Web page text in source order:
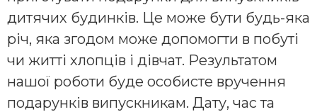
дитячих будинків. Це може бути будь-яка
річ, яка згодом може допомогти в побуті
чи житті хлопців і дівчат. Результатом
нашої роботи буде особисте вручення
подарунків випускникам. Дату, час та